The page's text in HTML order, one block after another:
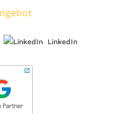
LinkedIn